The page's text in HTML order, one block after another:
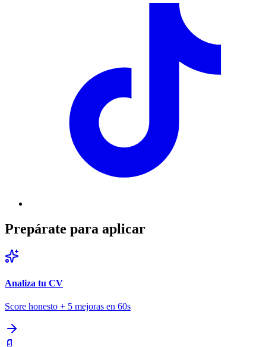
Prepárate para aplicar
Analiza tu CV
Score honesto + 5 mejoras en 60s
📄